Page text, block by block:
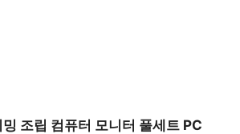
조립 컴퓨터 모니터 풀세트 PC